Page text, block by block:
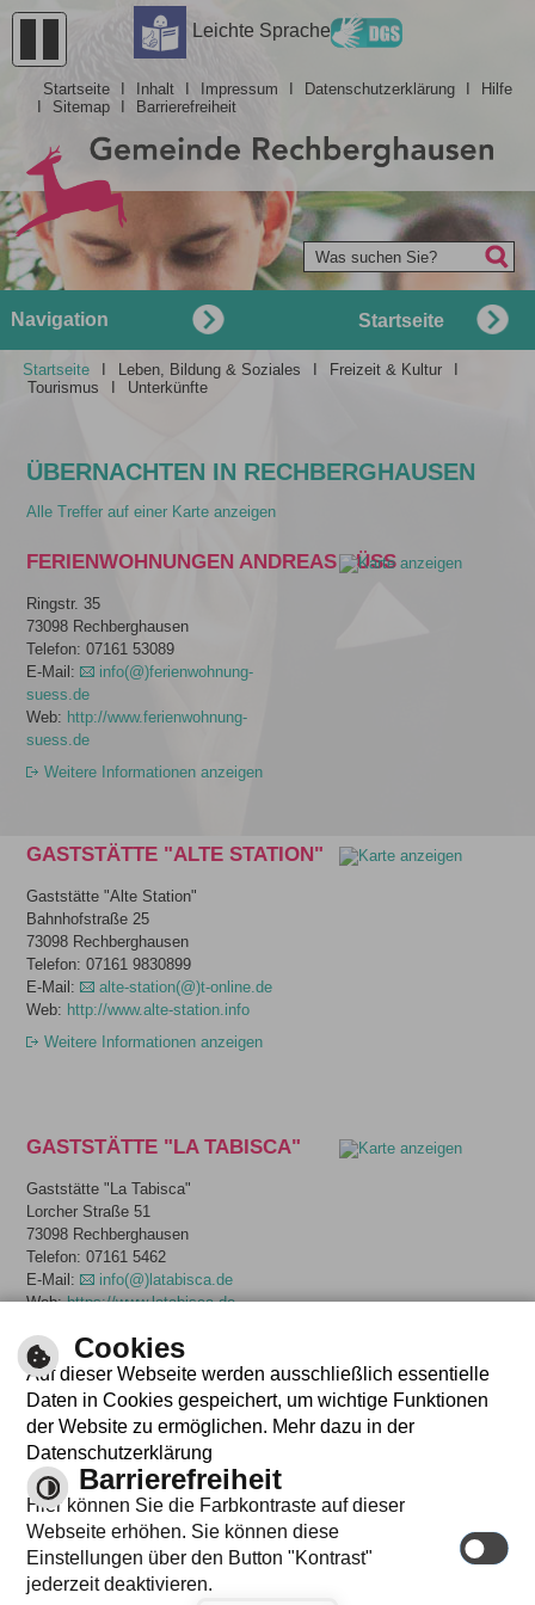
Leichte Sprache
Startseite Inhalt Impressum Datenschutzerklärung
Hilfe
Sitemap Barrierefreiheit
Was suchen Sie?
Startseite
Navigation
Startseite Leben, Bildung & Soziales Freizeit & Kultur
Tourismus
Unterkünfte
ÜBERNACHTEN IN RECHBERGHAUSEN
Alle Treffer auf einer Karte anzeigen
FERIENWOHNUNGEN ANDREAS SÜSS
Ringstr. 35
73098 Rechberghausen
Telefon: 07161 53089
E-Mail:
info(@)ferienwohnung-
suess.de
Web: http://www.ferienwohnung-
suess.de
Weitere Informationen anzeigen
GASTSTÄTTE "ALTE STATION"
Gaststätte "Alte Station"
Bahnhofstraße 25
73098 Rechberghausen
Telefon: 07161 9830899
E-Mail:
alte-station(@)t-online.de
Web: http://www.alte-station.info
Weitere Informationen anzeigen
GASTSTÄTTE "LA TABISCA"
Gaststätte "La Tabisca"
Lorcher Straße 51
73098 Rechberghausen
Telefon: 07161 5462
E-Mail:
info(@)latabisca.de
Web:https://www.latabisca.de
Weitere Informationen anzeigen
Weitere Unterkünfte in der näheren Umgebung finden
Sie entweder im Nachbarort Wangen -
Hotel Linde
oder in der
Stadt Göppingen
INFO
Cookies
Auf dieser Webseite werden ausschließlich essentielle
Daten in Cookies gespeichert, um wichtige Funktionen
der Website zu ermöglichen. Mehr dazu in der
Datenschutzerklärung
Barrierefreiheit
Hier können Sie die Farbkontraste auf dieser
Webseite erhöhen. Sie können diese
Einstellungen über den Button "Kontrast"
jederzeit deaktivieren.